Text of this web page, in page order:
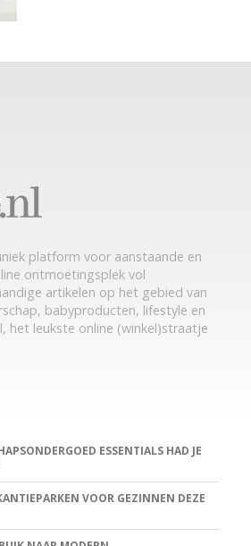
platform voor aanstaande en
ontmoetingsplek vol
artikelen op het gebied van
babyproducten, lifestyle en
het leukste online (winkel)straatje
ESSENTIALS HAD JE
VOOR GEZINNEN DEZE